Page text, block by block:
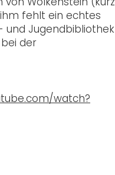
fehlt ein echtes
und Jugendbibliothek
der
watch?